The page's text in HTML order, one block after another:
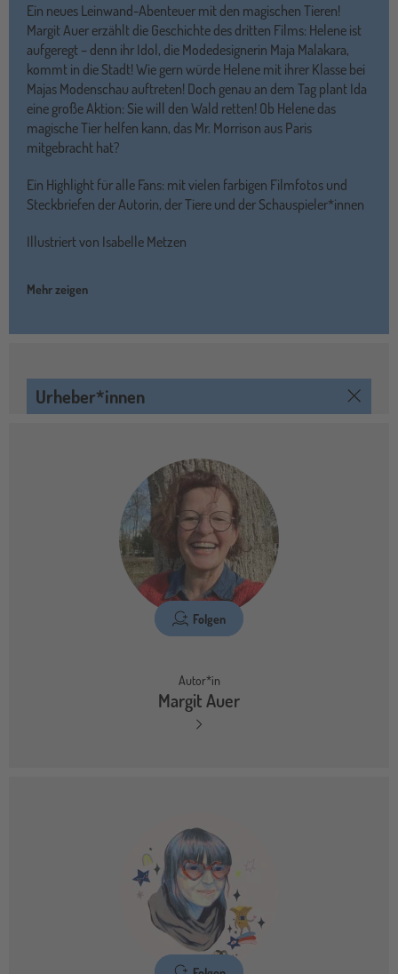
Ein neues Leinwand-Abenteuer mit den magischen Tieren!
Margit Auer erzählt die Geschichte des dritten Films: Helene ist
aufgeregt – denn ihr Idol, die Modedesignerin Maja Malakara,
kommt in die Stadt! Wie gern würde Helene mit ihrer Klasse bei
Majas Modenschau auftreten! Doch genau an dem Tag plant Ida
eine große Aktion: Sie will den Wald retten! Ob Helene das
magische Tier helfen kann, das Mr. Morrison aus Paris
mitgebracht hat?
Ein Highlight für alle Fans: mit vielen farbigen Filmfotos und
Steckbriefen der Autorin, der Tiere und der Schauspieler*innen
Illustriert von Isabelle Metzen
Mehr zeigen
Urheber*innen
Folgen
Autor*in
Margit Auer